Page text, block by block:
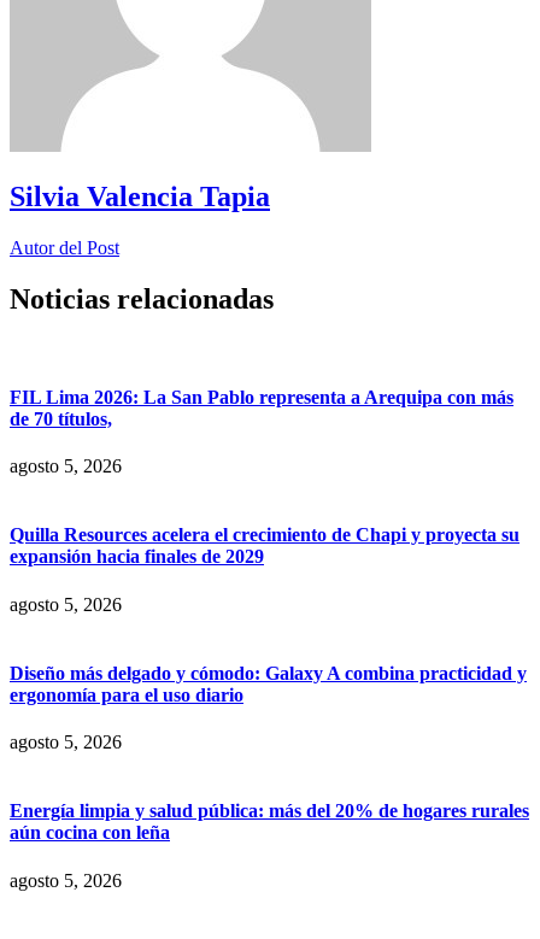
Silvia Valencia Tapia
Autor del Post
Noticias relacionadas
FIL Lima 2026: La San Pablo representa a Arequipa con más
de 70 títulos,
agosto 5, 2026
Quilla Resources acelera el crecimiento de Chapi y proyecta su
expansión hacia finales de 2029
agosto 5, 2026
Diseño más delgado y cómodo: Galaxy A combina practicidad y
ergonomía para el uso diario
agosto 5, 2026
Energía limpia y salud pública: más del 20% de hogares rurales
aún cocina con leña
agosto 5, 2026